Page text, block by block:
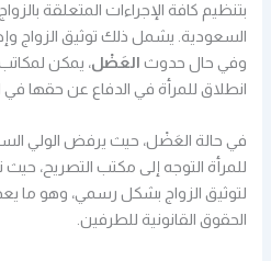
بتنظيم كافة الإجراءات المتعلقة
السعودية. يشمل ذلك توثيق الزواج
وفي حال حدوث العَضْل، يمكن
انطلاق للمرأة في الدفاع عن حقها في
في حالة العَضْل، حيث يرفض الولي
للمرأة التوجه إلى مكتب التصريح، حيث
لتوثيق الزواج بشكل رسمي، وهو ما
الحقوق القانونية للطرفين.